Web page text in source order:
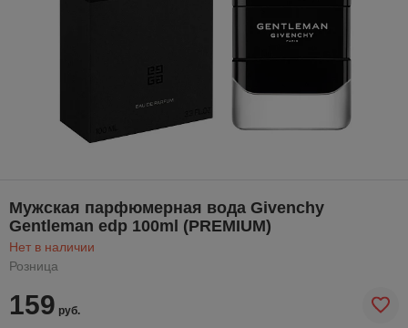
Мужская парфюмерная вода Givenchy
Gentleman edp 100ml (PREMIUM)
Нет в наличии
Розница
159 руб.